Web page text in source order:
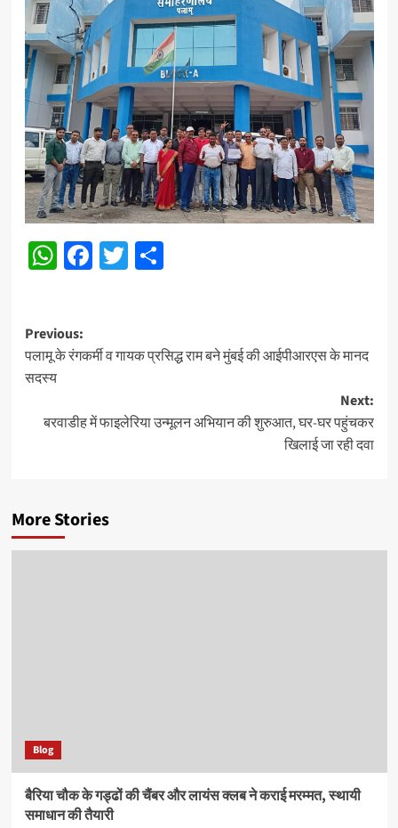
WhatsApp
Facebook
Twitter
Share
Post
navigation
Previous:
पलामू के रंगकर्मी व गायक प्रसिद्ध राम बने मुंबई की आईपीआरएस के मानद
सदस्य
Next:
बरवाडीह में फाइलेरिया उन्मूलन अभियान की शुरुआत, घर-घर पहुंचकर
खिलाई जा रही दवा
More Stories
Blog
बैरिया चौक के गड्ढों की चैंबर और लायंस क्लब ने कराई मरम्मत, स्थायी
समाधान की तैयारी